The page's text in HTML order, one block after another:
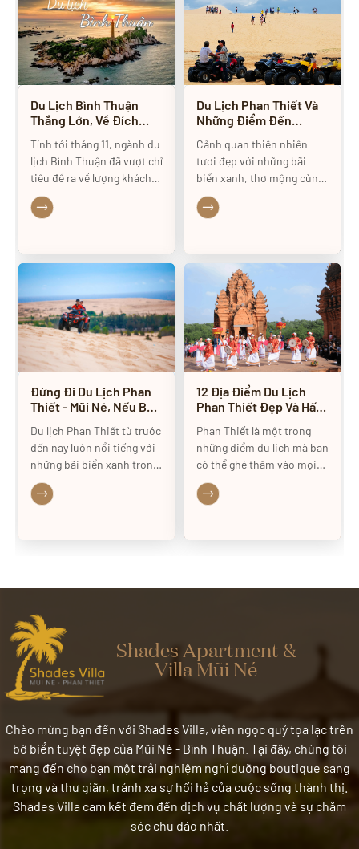
Né được công nhận là khu
du lịch quốc gia. Nơi đây
nổi tiếng với bãi biển xanh
trải dài và những đồi cát
đẹp.
này.
Du Lịch Bình Thuận
Thắng Lớn, Về Đích
Tính tới tháng 11, ngành du
lịch Bình Thuận đã vượt chỉ
tiêu đề ra về lượng khách
du lịch trong năm 2023,
khách nước ngoài ghi nhận
Du Lịch Phan Thiết Và
Những Điểm Đến
Cảnh quan thiên nhiên
tươi đẹp với những bãi
biển xanh, thơ mộng cùng
giá cả phải chăng, Du lịch
Phan Thiết - Mũi Né đang
trong và ngoài nước. Nằm
trong vùng nhiệt đới, ít
chịu ảnh hưởng của gió
mùa Đông Bắc, khí hậu
nóng và khô, có thể nói
Mũi Né là nơi hấp dẫn
khách du lịch cả 4 mùa
đây còn hấp dẫn du khách
bởi những loại hình du lịch
khám phá độc đáo, ấn
tượng không thể quên
trong hành trình.
Đừng Đi Du Lịch Phan
Thiết - Mũi Né, Nếu Bạn
Kíp Này
Du lịch Phan Thiết từ trước
đến nay luôn nổi tiếng với
những bãi biển xanh trong
và những đồi cát trải dài tít
tắp. Nếu đang tìm kiếm
Thiết cực chi tiết dưới đây
để có chuyến khám phá
thú vị nhất nhé!
12 Địa Điểm Du Lịch
Phan Thiết Đẹp Và Hấp
Phan Thiết là một trong
những điểm du lịch mà bạn
có thể ghé thăm vào mọi
thời điểm trong năm. Rất
nhiều người đã từng đến
có thể tìm đến tất cả
những địa danh nổi tiếng ở
Phan Thiết nhé
Shades Apartment &
Villa Mũi Né
Chào mừng bạn đến với Shades Villa, viên ngọc quý tọa lạc trên
bờ biển tuyệt đẹp của Mũi Né - Bình Thuận. Tại đây, chúng tôi
mang đến cho bạn một trải nghiệm nghỉ dưỡng boutique sang
trọng và thư giãn, tránh xa sự hối hả của cuộc sống thành thị.
Shades Villa cam kết đem đến dịch vụ chất lượng và sự chăm
sóc chu đáo nhất.